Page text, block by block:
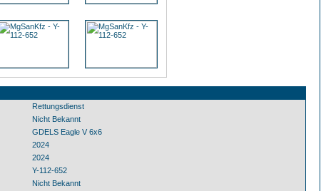
Rettungsdienst
Nicht Bekannt
GDELS Eagle V 6x6
2024
2024
Y-112-652
Nicht Bekannt